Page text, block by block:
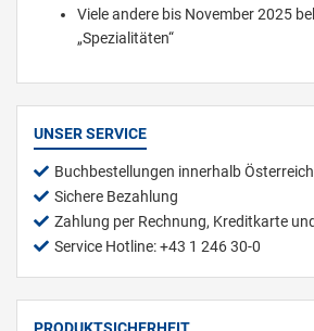
Viele andere bis November 2025
„Spezialitäten“
UNSER SERVICE
Buchbestellungen innerhalb
Sichere Bezahlung
Zahlung per Rechnung, Kreditkarte
Service Hotline: +43 1 246 30-0
PRODUKTSICHERHEIT